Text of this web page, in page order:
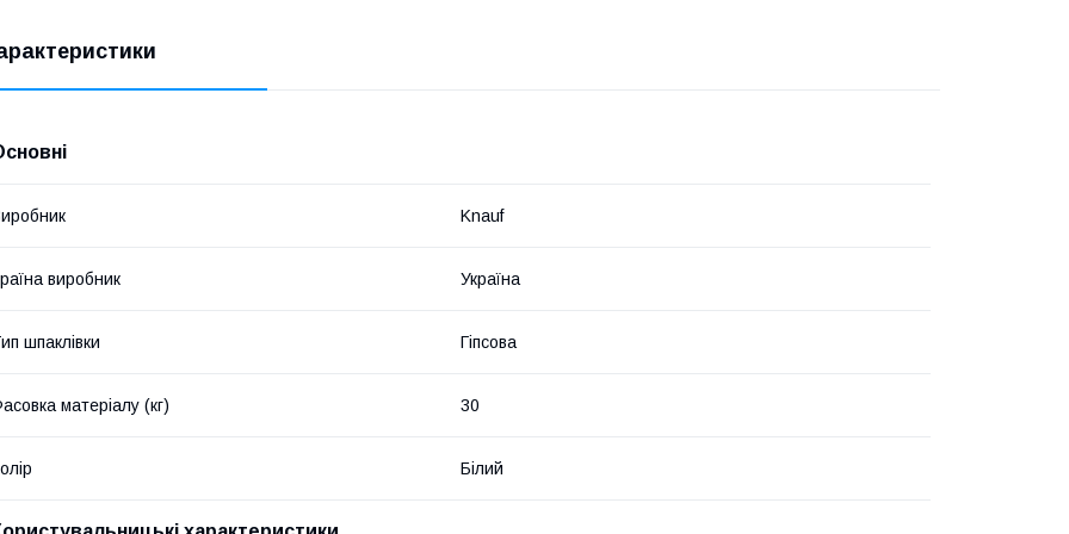
Knauf
виробник Україна
шпаклівки Гіпсова
матеріалу (кг) 30
Білий